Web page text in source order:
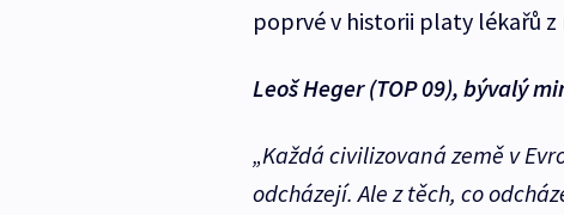
poprvé v historii platy lékařů z
Leoš Heger (TOP 09), bývalý
„Každá civilizovaná země v
odcházejí. Ale z těch, co